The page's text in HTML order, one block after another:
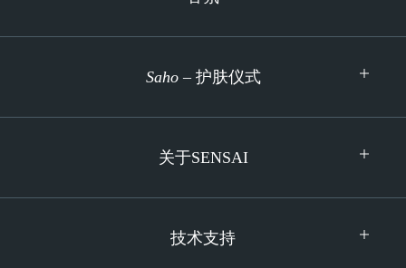
Saho– 护肤仪式
关于SENSAI
技术支持